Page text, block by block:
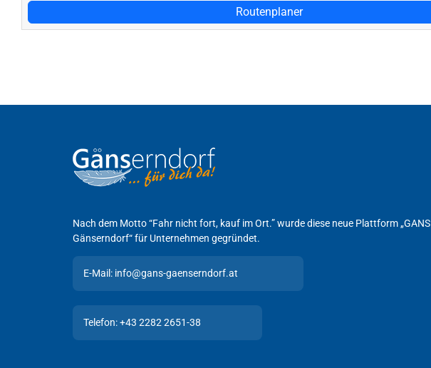
Routenplaner
Nach dem Motto “Fahr nicht fort, kauf im Ort.” wurde diese neue Plattform „GANS
Gänserndorf“ für Unternehmen gegründet.
E-Mail: info@gans-gaenserndorf.at
Telefon: +43 2282 2651-38